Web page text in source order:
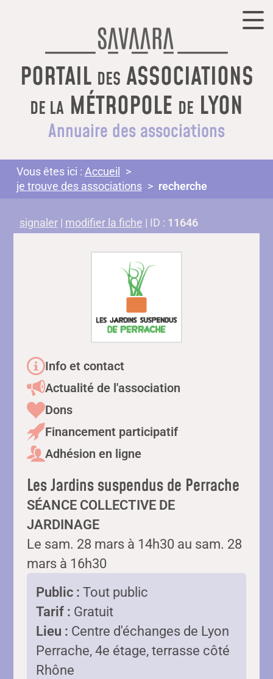
PORTAIL DES ASSOCIATIONS
DE LA MÉTROPOLE DE LYON
Annuaire des associations
Vous êtes ici : Accueil
je trouve des associations
recherche
signaler| modifier la fiche | ID : 11646
Info et contact
Actualité de l'association
Dons
Financement participatif
Adhésion en ligne
Les Jardins suspendus de Perrache
SÉANCE COLLECTIVE DE
JARDINAGE
Le sam. 28 mars à 14h30 au sam. 28
mars à 16h30
Public :Tout public
Tarif : Gratuit
Lieu : Centre d'échanges de Lyon
Perrache, 4e étage, terrasse côté
Rhône